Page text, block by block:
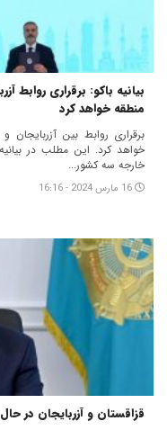
بیانیه باکو: برقراری روابط
منطقه خواهد کرد
برقراری روابط بین
خواهد کرد. این مطلب در
خارجه سه کشور...
16 مارس 2024 - 16:16
قزاقستان و آزربایجان در